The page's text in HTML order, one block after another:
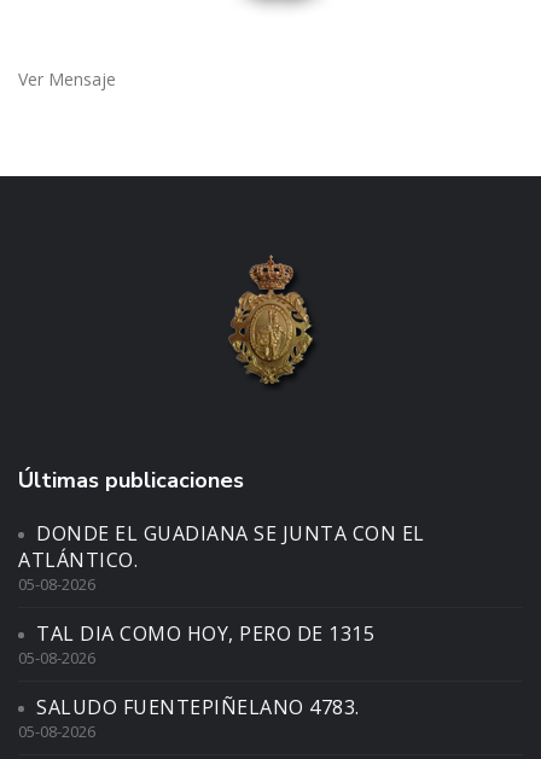
Ver Mensaje
Últimas publicaciones
DONDE EL GUADIANA SE JUNTA CON EL
ATLÁNTICO.
05-08-2026
TAL DIA COMO HOY, PERO DE 1315
05-08-2026
SALUDO FUENTEPIÑELANO 4783.
05-08-2026